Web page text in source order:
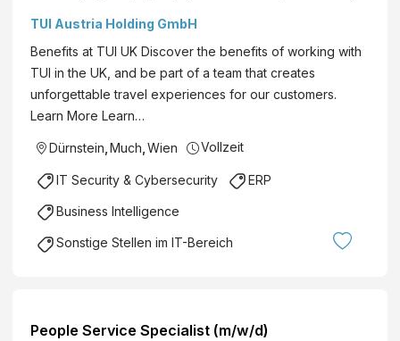
TUI Austria Holding GmbH
Benefits at TUI UK Discover the benefits of working with
TUI in the UK, and be part of a team that creates
unforgettable travel experiences for our customers.
Learn More Learn…
Dürnstein Much Wien Vollzeit
IT Security & Cybersecurity ERP
Business Intelligence
Sonstige Stellen im IT-Bereich
People Service Specialist (m/w/d)